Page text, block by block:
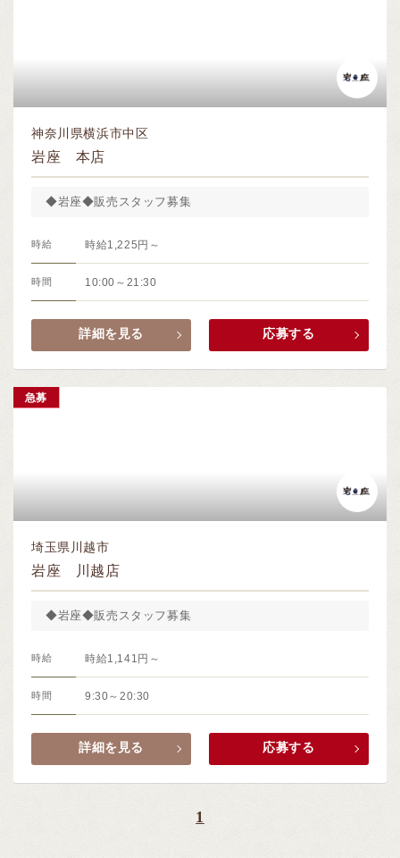
神奈川県横浜市中区
岩座 本店
◆岩座◆販売スタッフ募集
時給 時給1,225円～
時間 10:00～21:30
詳細を見る 応募する
埼玉県川越市
岩座 川越店
◆岩座◆販売スタッフ募集
時給 時給1,141円～
時間 9:30～20:30
急募
詳細を見る 応募する
1